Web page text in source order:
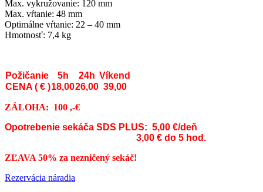
Max. vykružovanie: 120 mm
Max. vŕtanie: 48 mm
Optimálne vŕtanie: 22 – 40 mm
Hmotnosť: 7,4 kg
Požičanie 5h 24h Víkend
CENA ( € )18,0026,00 39,00
ZÁLOHA: 100 ,-€
Opotrebenie sekáča SDS PLUS: 5,00 €/deň
3,00 € do 5 hod.
ZĽAVA 50% za nezničený sekáč!
Rezervácia náradia